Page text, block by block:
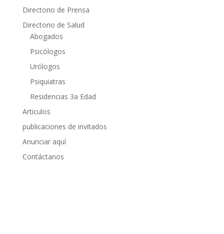
Directorio de Prensa
Directorio de Salud
Abogados
Psicólogos
Urólogos
Psiquiatras
Residencias 3a Edad
Articulos
publicaciones de invitados
Anunciar aquí
Contáctanos